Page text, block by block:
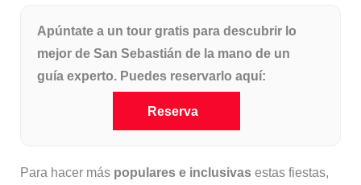
Apúntate a un tour gratis para descubrir lo
mejor de San Sebastián de la mano de un
guía experto. Puedes reservarlo aquí:
Reserva
Para hacer más populares e inclusivasestas fiestas,